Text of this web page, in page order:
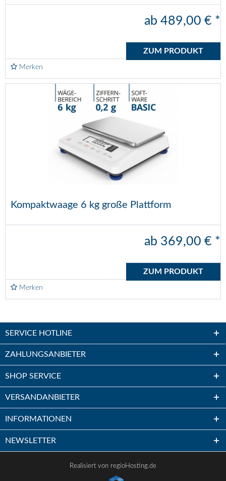
ab 489,00 € *
ZUM PRODUKT
Merken
Kompaktwaage 6 kg große Plattform
ab 369,00 € *
ZUM PRODUKT
Merken
SERVICE HOTLINE
ZAHLUNGSANBIETER
SHOP SERVICE
VERSANDANBIETER
INFORMATIONEN
NEWSLETTER
Realisiert von regioHosting.de